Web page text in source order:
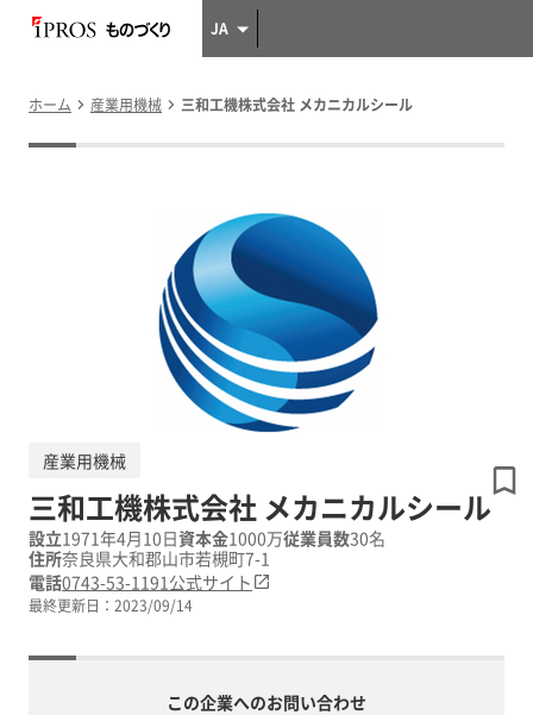
JA
ホーム 産業用機械 三和工機株式会社 メカニカルシール
産業用機械
三和工機株式会社 メカニカルシール
設立1971年4月10日資本金1000万従業員数30名
住所奈良県大和郡山市若槻町7-1
電話0743-53-1191 公式サイト
最終更新日： 2023/09/14
この企業へのお問い合わせ